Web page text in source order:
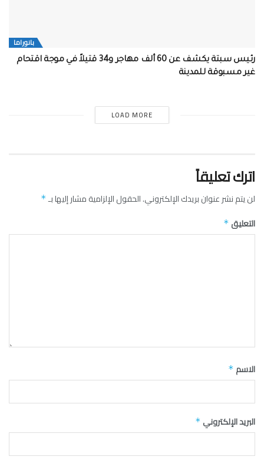
بانوراما
رئيس سبتة يكشف عن 60 ألف مهاجر و34 قتيلاً في موجة اقتحام
غير مسبوقة للمدينة
LOAD MORE
اترك تعليقاً
لن يتم نشر عنوان بريدك الإلكتروني.الحقول الإلزامية مشار إليها بـ*
التعليق *
الاسم *
البريد الإلكتروني *